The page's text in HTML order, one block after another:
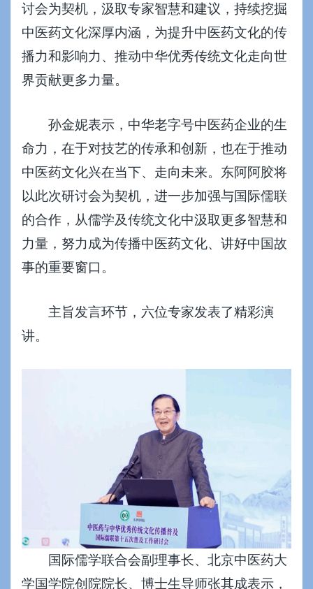
讨会为契机，汲取专家智慧和建议，持续挖掘
中医药文化深厚内涵，为提升中医药文化的传
播力和影响力、推动中华优秀传统文化走向世
界贡献更多力量。
孙金妮表示，中华老字号中医药企业的生
命力，在于对技艺的传承和创新，也在于推动
中医药文化兴在当下、走向未来。东阿阿胶将
以此次研讨会为契机，进一步加强与国际儒联
的合作，从儒学及传统文化中汲取更多智慧和
力量，努力成为传播中医药文化、讲好中国故
事的重要窗口。
主旨发言环节，六位专家发表了精彩演
讲。
国际儒学联合会副理事长、北京中医药大
学国学院创院院长、博士生导师张其成表示，